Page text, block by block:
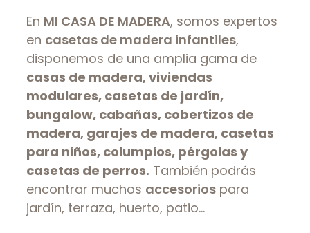
En MI CASA DE MADERA, somos expertos
en casetas de madera infantiles,
disponemos de una amplia gama de
casas de madera, viviendas
modulares, casetas de jardín,
bungalow, cabañas, cobertizos de
madera, garajes de madera, casetas
para niños, columpios, pérgolas y
casetas de perros. También podrás
encontrar muchos accesorios para
jardín, terraza, huerto, patio…